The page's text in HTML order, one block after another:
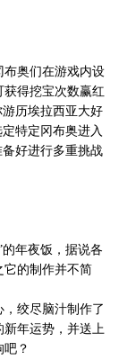
布奥们在游戏内设
得挖宝次数赢红
历埃拉西亚大好
特定冈布奥进入
好进行多重挑战
年夜饭，据说各
它的制作并不简
绞尽脑汁制作了
新年运势，并送上
？